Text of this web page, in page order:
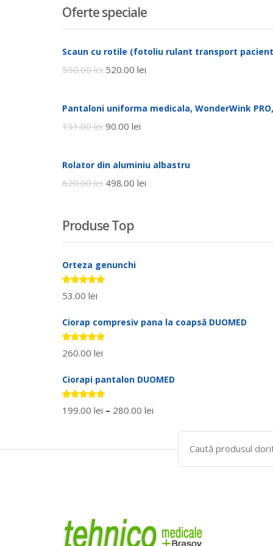
Oferte speciale
Scaun cu rotile (fotoliu rulant transport
550.00lei 520.00 lei
Pantaloni uniforma medicala, WonderWink PRO,
131.00lei 90.00 lei
Rolator din aluminiu albastru
620.00lei 498.00 lei
Produse Top
Orteza genunchi
Evaluat la
5.00stele
53.00 lei
Ciorap compresiv pana la coapsă DUOMED
Evaluat la
5.00stele
260.00 lei
Ciorapi pantalon DUOMED
Evaluat la
5.00stele
199.00 lei – 280.00 lei
Search
for: